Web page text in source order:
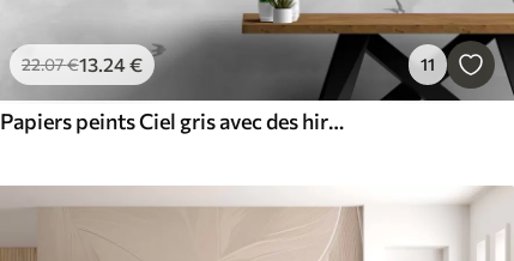
22.07€13.24€ 11
Papiers peints Ciel gris avec des hirondelles